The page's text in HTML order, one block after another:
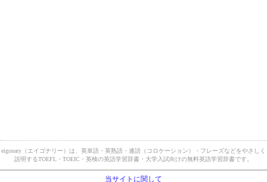
eigonary（エイゴナリー）は、英単語・英熟語・連語（コロケーション）・フレーズなどをやさしく
説明するTOEFL・TOEIC・英検の英語学習辞書・大学入試向けの無料英語学習辞書です。
当サイトに関して